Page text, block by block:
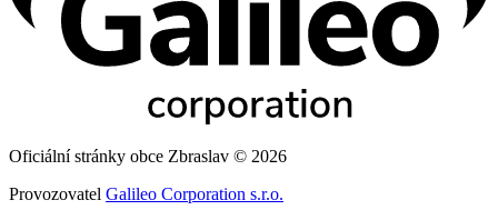
Oficiální stránky obce Zbraslav © 2026
Provozovatel Galileo Corporation s.r.o.